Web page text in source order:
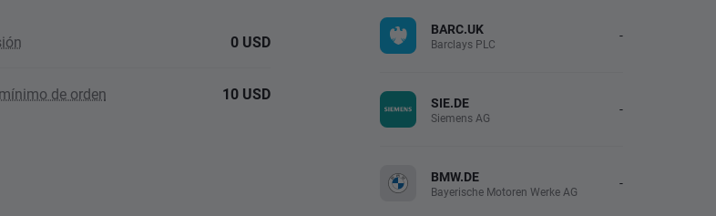
0 USD
de orden 10 USD
BARC.UK
Barclays PLC -
SIE.DE
Siemens AG -
BMW.DE
Bayerische Motoren Werke AG -